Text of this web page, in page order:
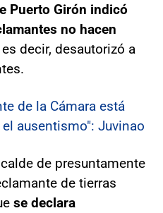
Puerto Girón indicó
no hacen
es decir, desautorizó a
de la Cámara está
ausentismo": Juvinao
de presuntamente
de tierras
se declara